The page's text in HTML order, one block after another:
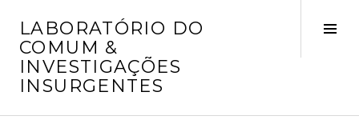
content
LABORATÓRIO DO
COMUM &
INVESTIGAÇÕES
INSURGENTES